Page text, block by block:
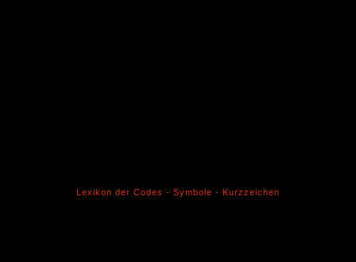
Lexikon der Codes - Symbole - Kurzzeichen